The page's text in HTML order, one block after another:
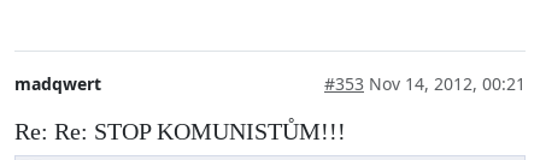
madqwert #353 Nov 14, 2012, 00:21
Re: Re: STOP KOMUNISTŮM!!!